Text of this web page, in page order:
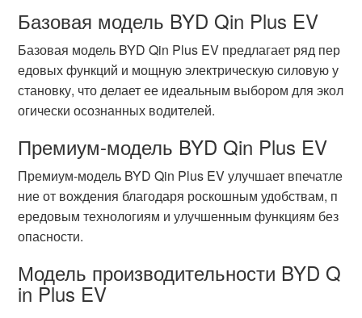
Базовая модель BYD Qin Plus EV
Базовая модель BYD Qin Plus EV предлагает ряд пер
едовых функций и мощную электрическую силовую у
становку, что делает ее идеальным выбором для экол
огически осознанных водителей.
Премиум-модель BYD Qin Plus EV
Премиум-модель BYD Qin Plus EV улучшает впечатле
ние от вождения благодаря роскошным удобствам, п
ередовым технологиям и улучшенным функциям без
опасности.
Модель производительности BYD Q
in Plus EV